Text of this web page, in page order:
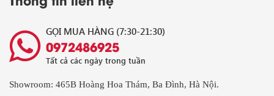
GỌI MUA HÀNG (7:30-21:30)
0972486925
Tất cả các ngày trong tuần
Showroom: 465B Hoàng Hoa Thám, Ba Đình, Hà Nội.